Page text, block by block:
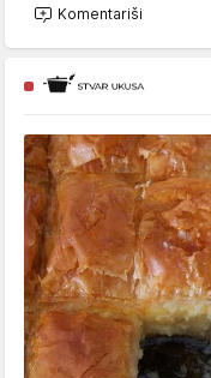
Komentariši